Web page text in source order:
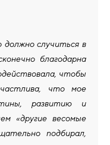
случиться в
благодарна
чтобы
что мое
развитию и
«другие весомые
подбирал,